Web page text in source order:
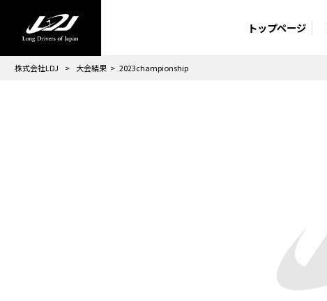
トップページ
株式会社LDJ > 大会結果 > 2023championship